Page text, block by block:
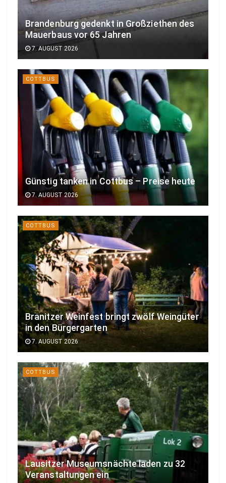
Brandenburg gedenkt in Großziethen des
Mauerbaus vor 65 Jahren
7. AUGUST 2026
COTTBUS
Günstig tanken in Cottbus – Preise heute
7. AUGUST 2026
COTTBUS
Branitzer Weinfest bringt zwölf Weingüter
in den Bürgergarten
7. AUGUST 2026
COTTBUS
Lausitzer Museumsnächte laden zu 32
Veranstaltungen ein